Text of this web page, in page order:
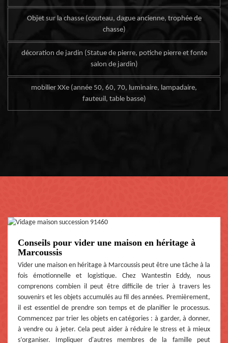
Objet sur la chasse (couteau, dague ancienne, trophée de
chasse)
décoration de jardin (Statue de pierre, potiche pierre et fonte
salon de jardin)
mobilier XXe (année 50, 60, 70, luminaire, lampadaire,
fauteuil, table basse)
Conseils pour vider une maison en héritage à
Marcoussis
Vider une maison en héritage à Marcoussis peut être une tâche à la
fois émotionnelle et logistique. Chez Wantestin Eddy, nous
comprenons combien il peut être difficile de trier à travers les
souvenirs et les objets accumulés au fil des années. Premièrement,
il est essentiel de prendre son temps et de planifier le processus.
Commencez par trier les objets en catégories : à garder, à donner,
à vendre ou à jeter. Cela peut aider à réduire le stress et à mieux
s’organiser. Impliquer d'autres membres de la famille peut